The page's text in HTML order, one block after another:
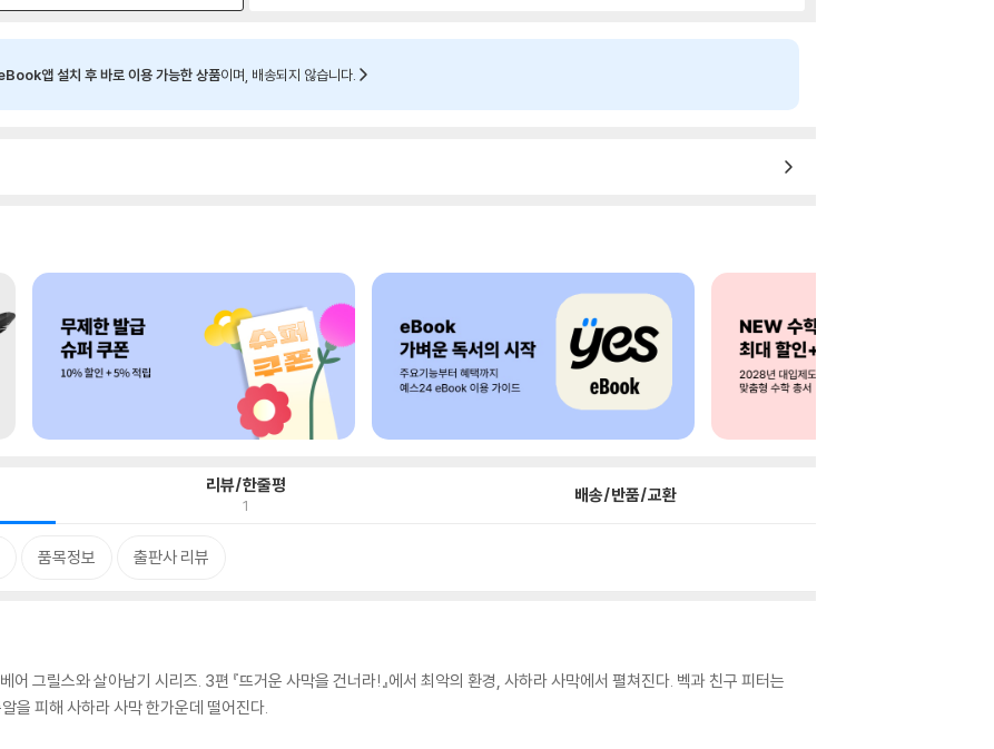
앱 설치 후 바로 이용 가능한 상품이며, 배송되지 않습니다.
리뷰/한줄평
1 배송/반품/교환
품목정보 출판사 리뷰
그릴스와 살아남기 시리즈. 3편 『뜨거운 사막을 건너라!』에서 최악의 환경, 사하라 사막에서 펼쳐진다. 벡과 친구 피터는
을 피해 사하라 사막 한가운데 떨어진다.